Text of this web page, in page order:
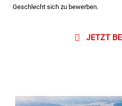
Geschlecht sich zu bewerben.
JETZT